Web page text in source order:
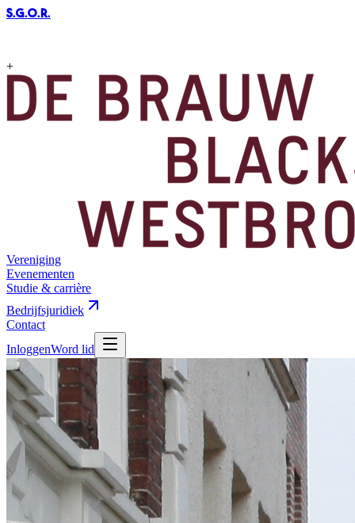
S.G.O.R.
+
Vereniging
Evenementen
Studie & carrière
Bedrijfsjuridiek
Contact
InloggenWord lid